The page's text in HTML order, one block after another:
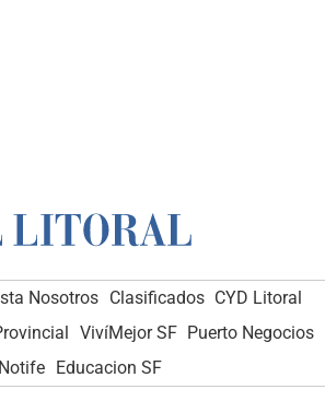
Nosotros Clasificados CYD Litoral
VivíMejor SF Puerto Negocios
Notife
Educacion SF